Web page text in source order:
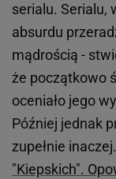
serialu. Serialu,
absurdu
mądrością -
że początkowo
oceniało jego
Później jednak
zupełnie inaczej.
"Kiepskich".